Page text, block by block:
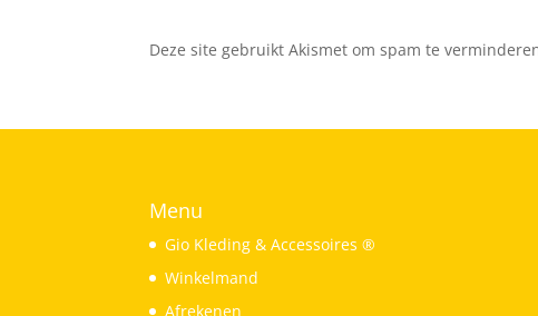
Deze site gebruikt Akismet om spam te
Menu
Gio Kleding & Accessoires ®
Winkelmand
Afrekenen